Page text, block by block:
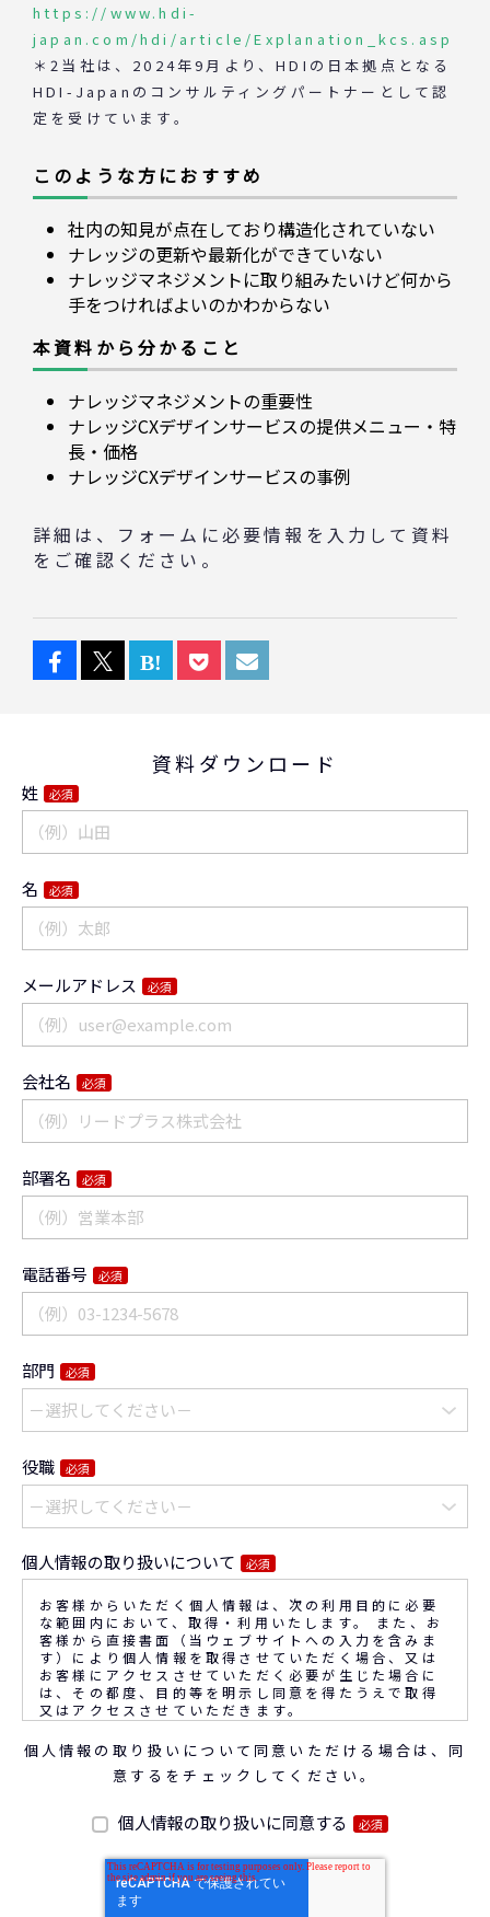
https://www.hdi-
japan.com/hdi/article/Explanation_kcs.asp
＊2当社は、2024年9月より、HDIの日本拠点となる
HDI-Japanのコンサルティングパートナーとして認
定を受けています。
このような方におすすめ
社内の知見が点在しており構造化されていない
ナレッジの更新や最新化ができていない
ナレッジマネジメントに取り組みたいけど何から
手をつければよいのかわからない
本資料から分かること
ナレッジマネジメントの重要性
ナレッジCXデザインサービスの提供メニュー・特
長・価格
ナレッジCXデザインサービスの事例
詳細は、フォームに必要情報を入力して資料
をご確認ください。
資料ダウンロード
姓 必須
名 必須
メールアドレス 必須
会社名 必須
部署名 必須
電話番号 必須
部門 必須
役職 必須
個人情報の取り扱いについて 必須
お客様からいただく個人情報は、次の利用目的に必要
な範囲内において、取得・利用いたします。 また、お
客様から直接書面（当ウェブサイトへの入力を含みま
す）により個人情報を取得させていただく場合、又は
お客様にアクセスさせていただく必要が生じた場合に
は、その都度、目的等を明示し同意を得たうえで取得
又はアクセスさせていただきます。
なお、通話内容の確認や応対品質の評価・研修を通じ
て顧客満足の向上を図るために、お客様との通話内容
くことがあります。
◆個人情報の利用目的
(1) お問い合わせいただいた内容やご相談に対応する
個人情報の取り扱いについて同意いただける場合は、同
意するをチェックしてください。
個人情報の取り扱いに同意する 必須